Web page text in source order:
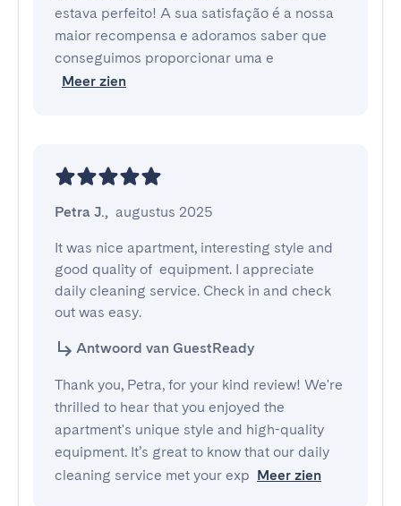
estava perfeito! A sua satisfação é a nossa
maior recompensa e adoramos saber que
conseguimos proporcionar uma e
Meer zien
Petra J., augustus 2025
It was nice apartment, interesting style and
good quality of  equipment. I appreciate
daily cleaning service. Check in and check
out was easy.
Antwoord van GuestReady
Thank you, Petra, for your kind review! We're
thrilled to hear that you enjoyed the
apartment's unique style and high-quality
equipment. It’s great to know that our daily
cleaning service met your exp Meer zien